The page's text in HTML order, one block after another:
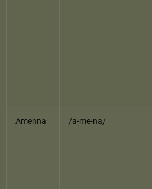
Amenna /a-me-na/